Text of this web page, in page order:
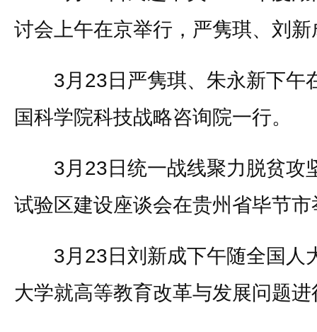
讨会上午在京举行，严隽琪、刘
3月23日严隽琪、朱永新下午
国科学院科技战略咨询院一行。
3月23日统一战线聚力脱贫攻
试验区建设座谈会在贵州省毕节
3月23日刘新成下午随全国人
大学就高等教育改革与发展问题